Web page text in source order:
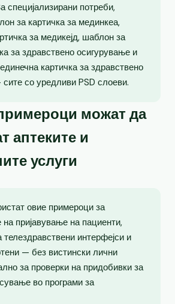
специјализирани потреби,
за картичка за мединкеа,
за медикејд, шаблон за
за здравствено осигурување и
картичка за здравствено
со уредливи PSD слоеви.
можат да
аптеките и
услуги
овие примероци за
пријавување на пациенти,
телездравствени интерфејси и
— без вистински лични
за проверки на придобивки за
во програми за